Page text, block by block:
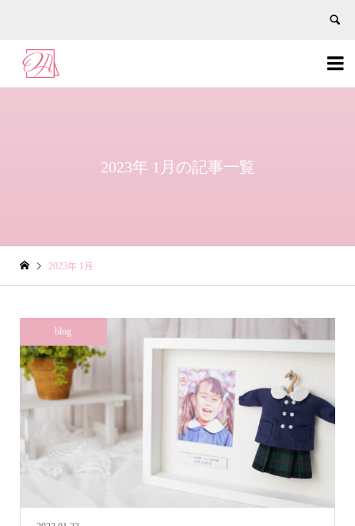


2023年 1月の記事一覧
2023年 1月
blog